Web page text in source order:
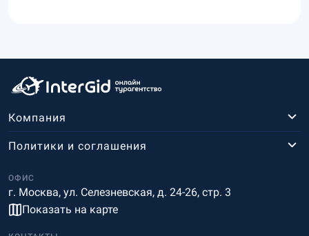
Компания
ОФИС
г. Москва, ул. Селезневская, д. 24-26, стр. 3
Показать на карте
Политики и соглашения